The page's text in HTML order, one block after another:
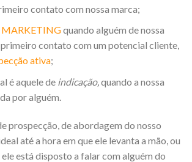
contato com nossa marca;
quando alguém de nossa
contato com um potencial cliente,
ativa;
é aquele de indicação,quando a nossa
por alguém.
prospecção, de abordagem do nosso
até a hora em que ele levanta a mão, ou
ele está disposto a falar com alguém do